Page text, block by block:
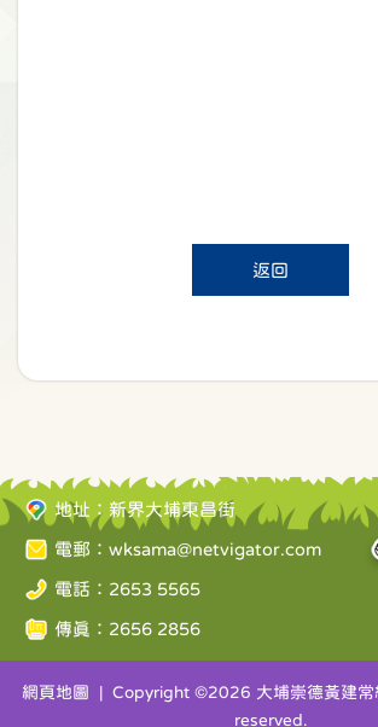
返回
地址：新界大埔東昌街
電郵： wksama@netvigator.com
電話：2653 5565
傳真：2656 2856
網頁地圖 | Copyright ©2026 大埔崇德黃建
reserved.